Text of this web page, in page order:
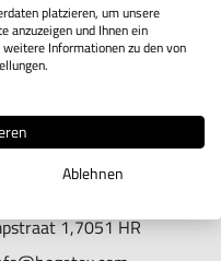
dem Produkt vertraute
Schäden und
1,7051 HR
platzieren, um unsere
anzuzeigen und Ihnen ein
Informationen zu den von
Ablehnen